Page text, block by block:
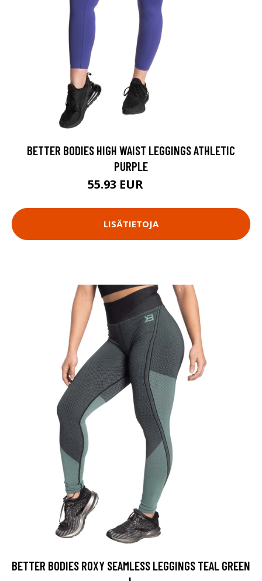
BETTER BODIES HIGH WAIST LEGGINGS ATHLETIC
PURPLE
55.93 EUR
LISÄTIETOJA
BETTER BODIES ROXY SEAMLESS LEGGINGS TEAL GREEN